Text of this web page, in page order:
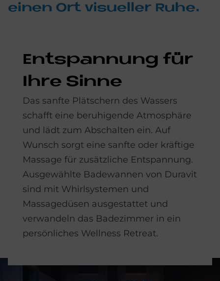
einen Ort vi­su­el­ler Ruhe.
Ent­span­nung für
Ihre Sin­ne
Das sanfte Plätschern des Wassers
schafft eine beruhigende Atmosphäre
und lädt zum Abschalten ein. Auf
Wunsch sorgt eine sanfte oder kräftige
Massage für zusätzliche Entspannung.
Ausgewählte Badewannen von Duravit
sind mit Whirlsystemen und
Massagedüsen ausgestattet und
verwandeln das Badezimmer in ein
persönliches Wellness Retreat.